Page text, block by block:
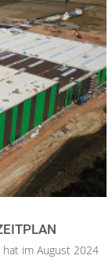
im August 2024